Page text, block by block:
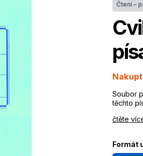
Čtení –
Soubor
těchto
čtěte
Formát